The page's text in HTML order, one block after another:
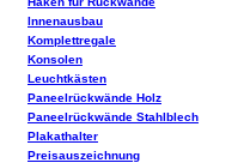
Innenausbau
Komplettregale
Konsolen
Leuchtkästen
Paneelrückwände Holz
Paneelrückwände Stahlblech
Plakathalter
Preisauszeichnung